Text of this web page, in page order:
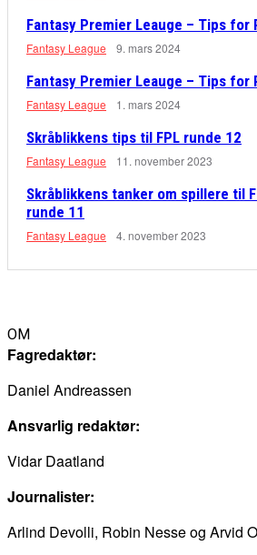
Fantasy Premier Leauge – Tips for
Fantasy League 9. mars 2024
Fantasy Premier Leauge – Tips for
Fantasy League 1. mars 2024
Skråblikkens tips til FPL runde 12
Fantasy League 11. november 2023
Skråblikkens tanker om spillere til
runde 11
Fantasy League 4. november 2023
OM
Fagredaktør:
Daniel Andreassen
Ansvarlig redaktør:
Vidar Daatland
Journalister:
Arlind Devolli, Robin Nesse og Arvid